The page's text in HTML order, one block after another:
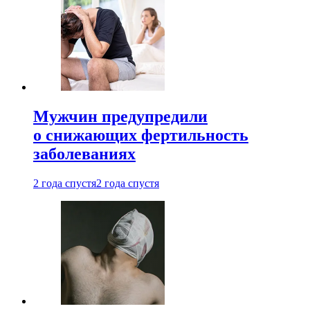
Мужчин предупредили
о снижающих фертильность
заболеваниях
2 года спустя2 года спустя